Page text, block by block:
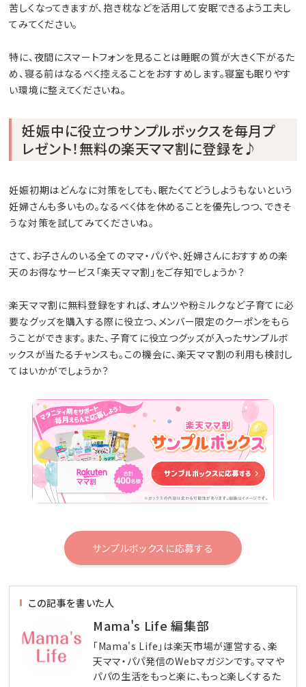
苦しくなってきますが、抱き枕などを活用して安眠できるよう工夫し
てみてください。
特に、夜間にスマートフォンを見ることは睡眠の質が大きく下がるた
め、寝る前はなるべく控えることをおすすめします。寝室も眠りやす
い環境に整えてくださいね。
妊娠中に役立つサンプルボックスを毎月プ
レゼント！無料の楽天ママ割に登録を♪
妊娠初期はどんなに対策をしても、眠たくてどうしようもないという
妊婦さんも多いもの。なるべく体を休めることを優先しつつ、できそ
うな対策を試してみてくださいね。
さて、お子さんのいる全てのママ・パパや、妊婦さんにおすすめの楽
天のお得なサービス「楽天ママ割」をご存知でしょうか？
楽天ママ割に無料登録をすれば、オムツや粉ミルクなど子育てに必
要なグッズを購入する際に役立つ、メンバー限定のクーポンをもら
うことができます。また、子育てに役立つグッズが入ったサンプルボ
ックスが当たるチャンスも。この機会に、楽天ママ割の利用も検討し
てはいかがでしょうか？
サンプルボックスに応募する
この記事を書いた人
Mama's Life 編集部
「Mama's Life」は楽天市場が運営する、楽
天ママ・パパ発信のWebマガジンです。ママや
パパの生活をもっと楽に、もっと楽しくするた